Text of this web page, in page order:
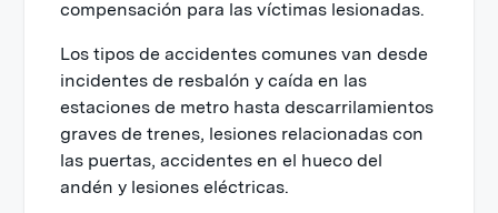
compensación para las víctimas lesionadas.
Los tipos de accidentes comunes van desde
incidentes de resbalón y caída en las
estaciones de metro hasta descarrilamientos
graves de trenes, lesiones relacionadas con
las puertas, accidentes en el hueco del
andén y lesiones eléctricas.